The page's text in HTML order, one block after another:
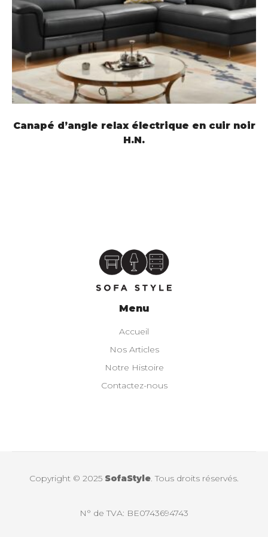
LIRE LA SUITE
Canapé d’angle relax électrique en cuir noir
H.N.
Menu
Accueil
Nos Articles
Notre Histoire
Contactez-nous
Copyright © 2025 SofaStyle. Tous droits réservés.
N° de TVA: BE0743694743